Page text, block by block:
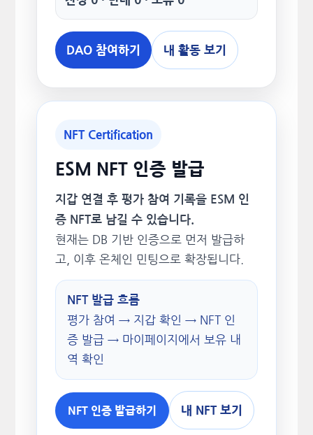
DAO 참여하기 내 활동 보기
NFT Certification
ESM NFT 인증 발급
지갑 연결 후 평가 참여 기록을 ESM 인
증 NFT로 남길 수 있습니다.
현재는 DB 기반 인증으로 먼저 발급하
고, 이후 온체인 민팅으로 확장됩니다.
NFT 발급 흐름
평가 참여 → 지갑 확인 → NFT 인
증 발급 → 마이페이지에서 보유 내
역 확인
NFT 인증 발급하기 내 NFT 보기